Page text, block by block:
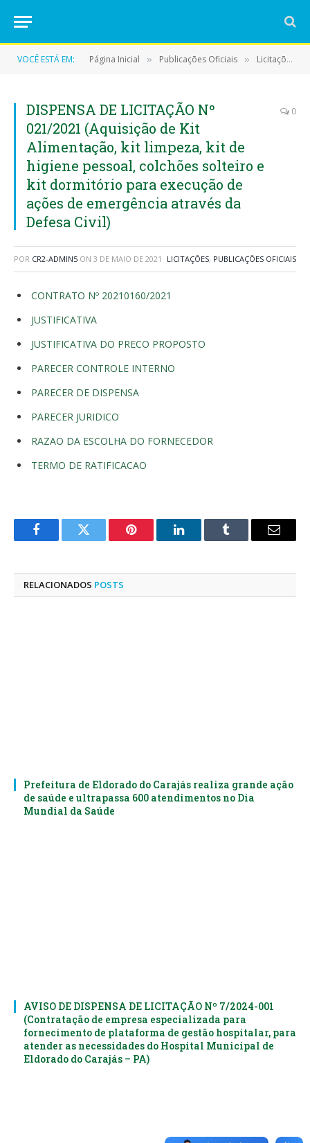
VOCÊ ESTÁ EM: Página Inicial » Publicações Oficiais » Licitações
DISPENSA DE LICITAÇÃO Nº
021/2021 (Aquisição de Kit
Alimentação, kit limpeza, kit de
higiene pessoal, colchões solteiro e
kit dormitório para execução de
ações de emergência através da
Defesa Civil)
0
POR CR2-ADMIN5 ON 3 DE MAIO DE 2021 LICITAÇÕES, PUBLICAÇÕES OFICIAIS
CONTRATO Nº 20210160/2021
JUSTIFICATIVA
JUSTIFICATIVA DO PRECO PROPOSTO
PARECER CONTROLE INTERNO
PARECER DE DISPENSA
PARECER JURIDICO
RAZAO DA ESCOLHA DO FORNECEDOR
TERMO DE RATIFICACAO
FacebookTwitter Pinterest LinkedInTumblr
E-
RELACIONADOS POSTS
Prefeitura de Eldorado do Carajás realiza grande ação
de saúde e ultrapassa 600 atendimentos no Dia
Mundial da Saúde
AVISO DE DISPENSA DE LICITAÇÃO Nº 7/2024-001
(Contratação de empresa especializada para
fornecimento de plataforma de gestão hospitalar, para
atender as necessidades do Hospital Municipal de
Eldorado do Carajás – PA)